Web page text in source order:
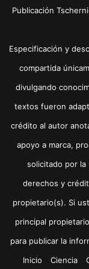
Publicación
Especificación y
compartida
divulgando
textos fueron
crédito al autor
apoyo a marca,
solicitado por la
derechos y
propietario(s). Si
principal
para publicar la
Inicio
Ciencia